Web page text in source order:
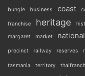
bungle business coast
franchise heritage
margaret
market national
precinct railway reserves
tasmania territory